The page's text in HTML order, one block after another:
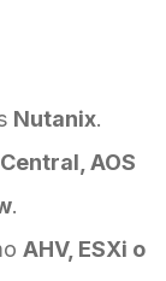
Nutanix.
AOS
.
AHV, ESXi o